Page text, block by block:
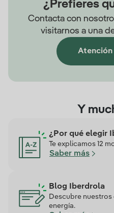
¿Prefieres
Contacta con
visitarnos a una
Y
¿Por qué elegir
Te explicamos 12
Saber más
Blog Iberdrola
Descubre
energía.